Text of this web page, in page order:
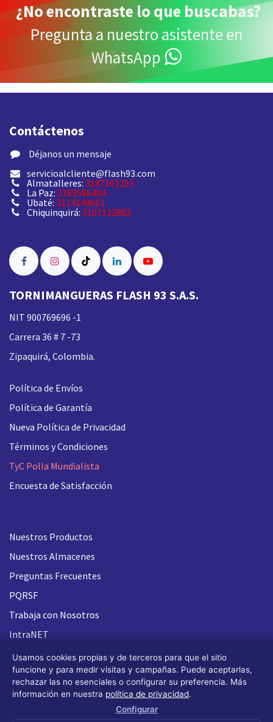
¿No encontraste lo que buscabas?
Pregunta a nuestro asistente en
WhatsApp
Contáctenos
​ Déjanos un mensaje
servicioalcliente@flash93.com
Almatalleres: 3187161253
La Paz: 3183586404
Ubaté: 3114149661
Chiquinquirá: 3107122882
TORNIMANGUERAS FLASH 93 S.A.S.
NIT 900769696 -1
Carrera 36 # 7 -73
Zipaquirá, Colombia.
Política de Envíos
Política de Garantía
Nueva Política de Privacidad
Términos y Condiciones
TyC Polla Mundialista
Encuesta de Satisfacción
Nuestros Productos
Nuestros Almacenes
Preguntas Frecuentes
PQRSF
Trabaja con Nosotros
IntraNET
Usamos cookies propias y de terceros para que el sitio
funcione y para medir visitas y campañas. Puede aceptarlas,
rechazar las no esenciales o configurar su preferencia. Más
información en nuestra política de privacidad.
Configurar